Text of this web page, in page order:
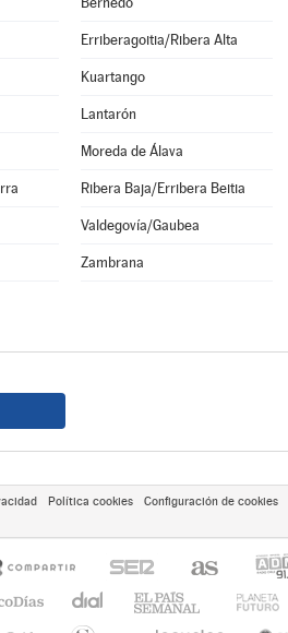
Erriberagoitia/Ribera Alta
Kuartango
Lantarón
Moreda de Álava
Ribera Baja/Erribera Beitia
Valdegovía/Gaubea
Zambrana
Política cookies Configuración de cookies